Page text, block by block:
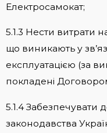
Електросамокат;
5.1.3 Нести витрати
що виникають у
експлуатацією (за
покладені
5.1.4
законодавства